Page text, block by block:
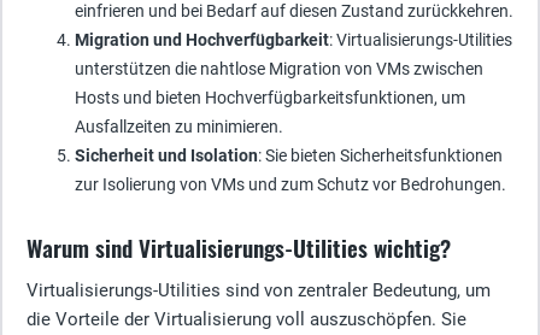
einfrieren und bei Bedarf auf diesen Zustand zurückkehren.
Migration und Hochverfügbarkeit: Virtualisierungs-Utilities
unterstützen die nahtlose Migration von VMs zwischen
Hosts und bieten Hochverfügbarkeitsfunktionen, um
Ausfallzeiten zu minimieren.
Sicherheit und Isolation: Sie bieten Sicherheitsfunktionen
zur Isolierung von VMs und zum Schutz vor Bedrohungen.
Warum sind Virtualisierungs-Utilities wichtig?
Virtualisierungs-Utilities sind von zentraler Bedeutung, um
die Vorteile der Virtualisierung voll auszuschöpfen. Sie